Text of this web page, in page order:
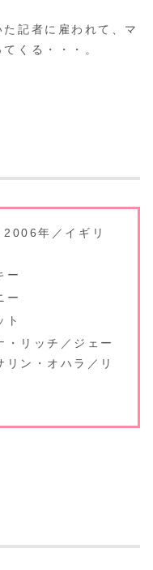
記者に雇われて、マ
くる・・・。
2006年／イギリ
ー
ー
ト
・リッチ／ジェー
リン・オハラ／リ